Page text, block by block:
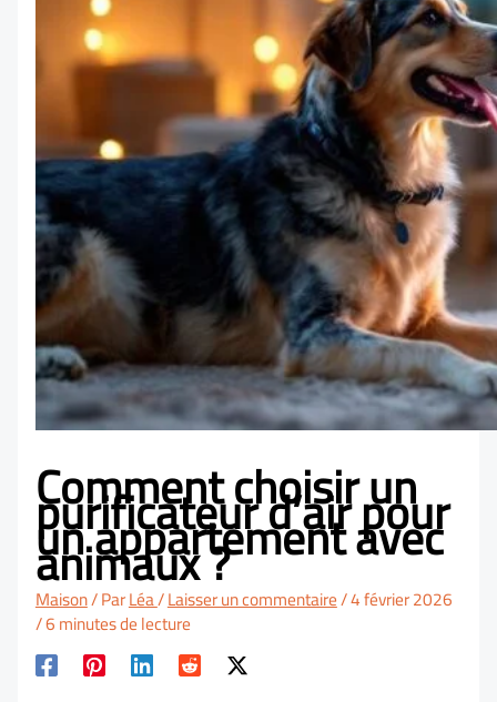
Comment choisir un
purificateur d’air pour
un appartement avec
animaux ?
Maison/ ParLéa/Laisser un commentaire/4 février 2026
/6 minutes de lecture